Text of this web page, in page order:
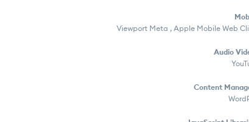
Viewport Meta , Apple Mobile Web
Audio
Content